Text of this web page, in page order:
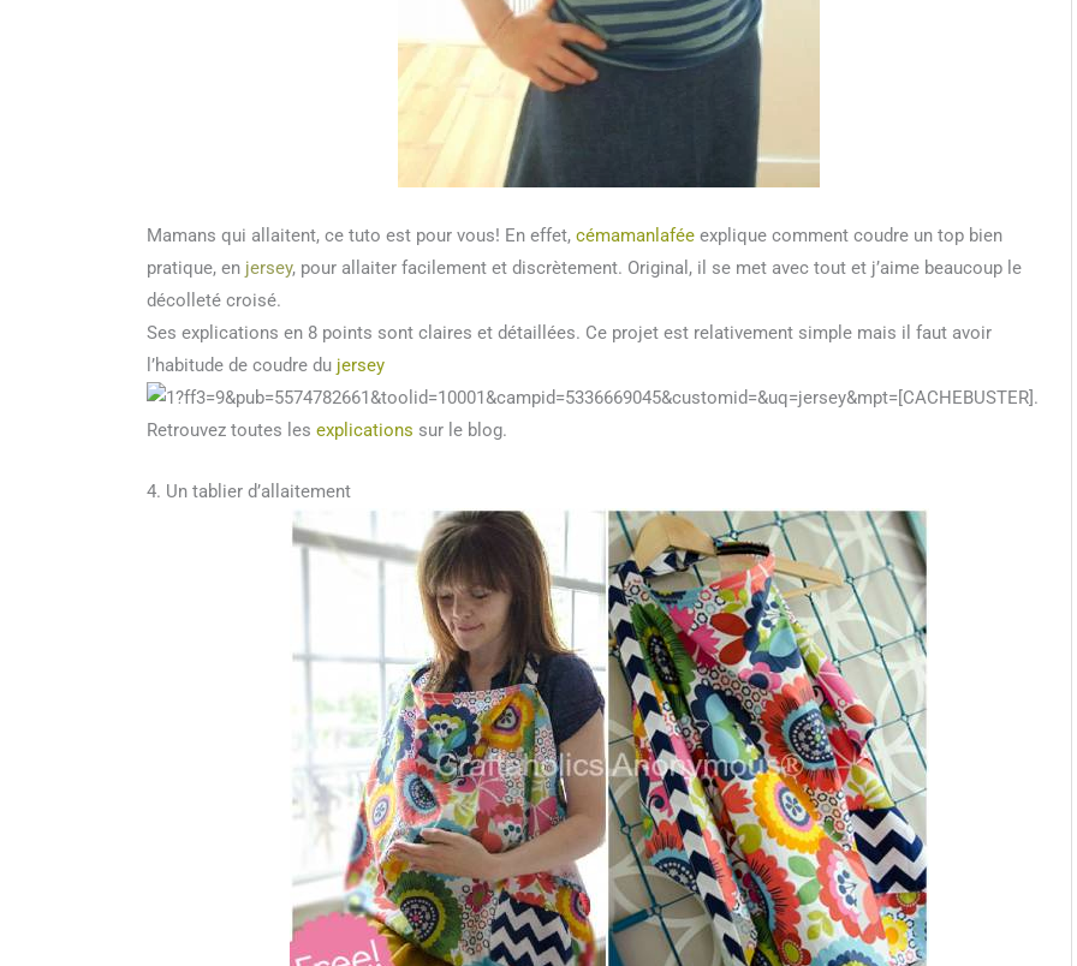
Mamans qui allaitent, ce tuto est pour vous! En effet, cémamanlafée explique comment coudre un top bien
pratique, en jersey, pour allaiter facilement et discrètement. Original, il se met avec tout et j’aime beaucoup le
décolleté croisé.
Ses explications en 8 points sont claires et détaillées. Ce projet est relativement simple mais il faut avoir
l’habitude de coudre du jersey
.
Retrouvez toutes les explications sur le blog.
4. Un tablier d’allaitement